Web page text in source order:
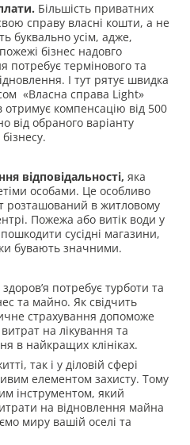
Більшість приватних
справу власні кошти, а не
буквально усім, адже,
бізнес надовго
потребує термінового та
І тут рятує швидка
«Власна справа Light»
отримує компенсацію від 500
від обраного варіанту
відповідальності, яка
особами. Це особливо
розташований в житловому
Пожежа або витік води у
сусідні магазини,
бувають значними.
потребує турботи та
та майно. Як свідчить
страхування допоможе
на лікування та
в найкращих клініках.
так і у діловій сфері
елементом захисту. Тому
інструментом, який
на відновлення майна
миру вашій оселі та